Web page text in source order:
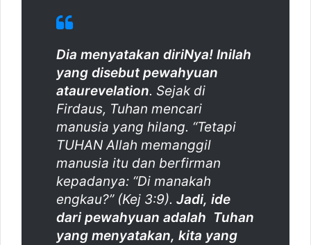
Dia menyatakan diriNya! Inilah
yang disebut pewahyuan
ataurevelation. Sejak di
Firdaus, Tuhan mencari
manusia yang hilang. “Tetapi
TUHAN Allah memanggil
manusia itu dan berfirman
kepadanya: “Di manakah
engkau?” (Kej 3:9). Jadi, ide
dari pewahyuan adalah Tuhan
yang menyatakan, kita yang